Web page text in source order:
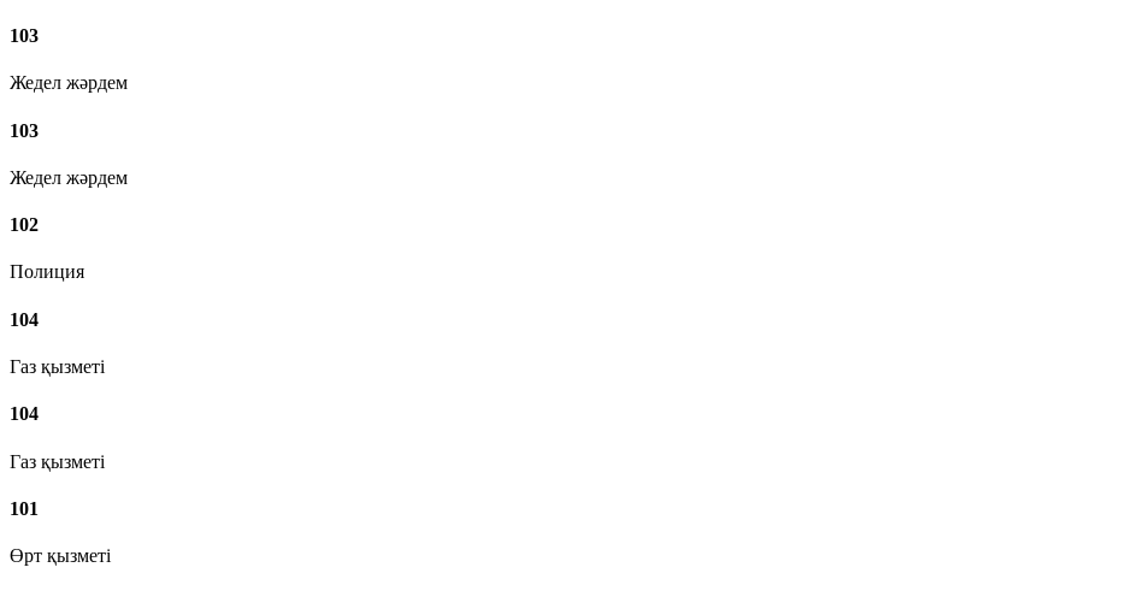
103
Жедел жәрдем
103
Жедел жәрдем
102
Полиция
104
Газ қызметі
104
Газ қызметі
101
Өрт қызметі